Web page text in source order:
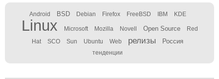
Android BSD Debian Firefox FreeBSD IBM KDE
Linux Microsoft Mozilla Novell Open Source Red
Hat SCO Sun Ubuntu Web релизы Россия
тенденции